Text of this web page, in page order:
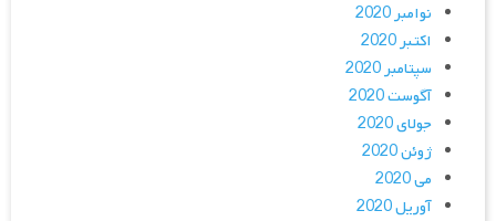
نوامبر 2020
اکتبر 2020
سپتامبر 2020
آگوست 2020
جولای 2020
ژوئن 2020
می 2020
آوریل 2020